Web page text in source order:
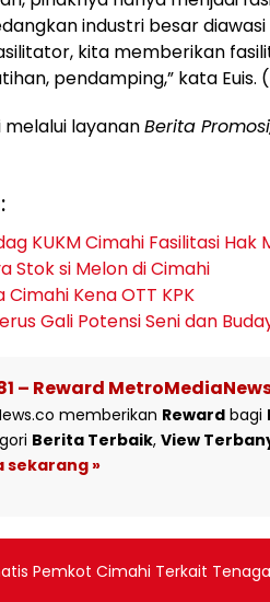
industri besar diawasi
kita memberikan
pendamping,” kata Euis.‎
melalui layananBerita
KUKM Cimahi Fasilitasi Hak
Stok si Melon di Cimahi
Cimahi Kena OTT KPK
Gali Potensi Seni dan
– Reward
memberikan Reward bagi
Berita Terbaik, View
sekarang »
Pemkot Cimahi Terkait